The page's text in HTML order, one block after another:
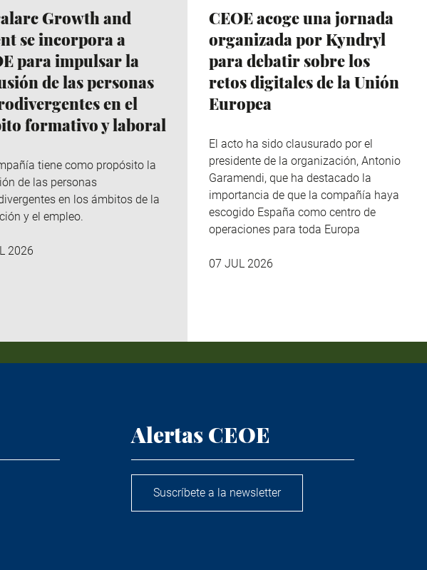
Growth and
se incorpora a
para impulsar la
de las personas
en el
formativo y laboral
tiene como propósito la
de las personas
en los ámbitos de la
y el empleo.
2026
CEOE acoge una jornada
organizada por Kyndryl
para debatir sobre los
retos digitales de la Unión
Europea
El acto ha sido clausurado por el
presidente de la organización, Antonio
Garamendi, que ha destacado la
importancia de que la compañía haya
escogido España como centro de
operaciones para toda Europa
07 JUL 2026
Alertas CEOE
Suscríbete a la newsletter